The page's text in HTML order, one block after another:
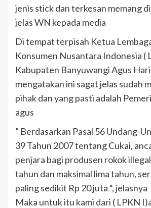
jenis stick dan terkesan memang di
jelas WN kepada media
Di tempat terpisah Ketua
Konsumen Nusantara Indonesia (
Kabupaten Banyuwangi Agus
mengatakan ini sagat jelas sudah
pihak dan yang pasti adalah
agus
” Berdasarkan Pasal 56 Undang-
39 Tahun 2007 tentang Cukai,
penjara bagi produsen rokok
tahun dan maksimal lima tahun,
paling sedikit Rp 20 juta “, jelasnya
Maka untuk itu kami dari ( LPKN